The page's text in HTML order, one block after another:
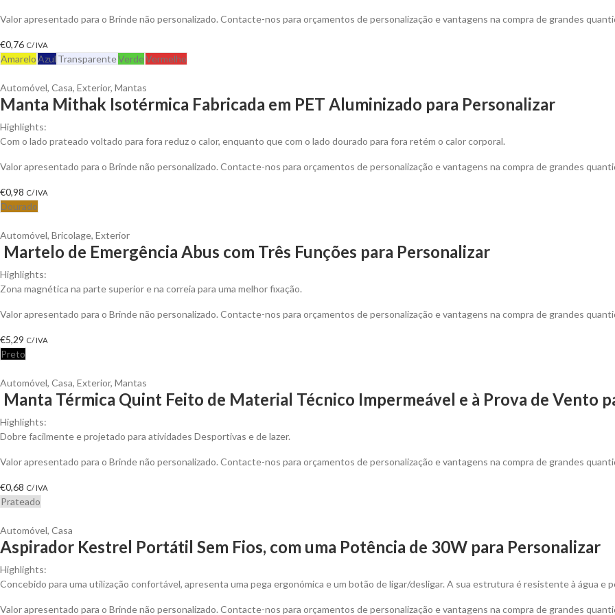
Valor apresentado para o Brinde não personalizado. Contacte-nos para orçamentos de personalização e vantagens na compra de grandes
€0,76 C/ IVA
AmareloAzul TransparenteVerdeVermelho
Automóvel, Casa, Exterior, Mantas
Manta Mithak Isotérmica Fabricada em PET Aluminizado para Personalizar
Highlights:
Com o lado prateado voltado para fora reduz o calor, enquanto que com o lado dourado para fora retém o calor corporal.
Valor apresentado para o Brinde não personalizado. Contacte-nos para orçamentos de personalização e vantagens na compra de grandes
€0,98 C/ IVA
Dourado
Automóvel, Bricolage, Exterior
Martelo de Emergência Abus com Três Funções para Personalizar
Highlights:
Zona magnética na parte superior e na correia para uma melhor fixação.
Valor apresentado para o Brinde não personalizado. Contacte-nos para orçamentos de personalização e vantagens na compra de grandes
€5,29 C/ IVA
Preto
Automóvel, Casa, Exterior, Mantas
Manta Térmica Quint Feito de Material Técnico Impermeável e à Prova de Vento
Highlights:
Dobre facilmente e projetado para atividades Desportivas e de lazer.
Valor apresentado para o Brinde não personalizado. Contacte-nos para orçamentos de personalização e vantagens na compra de grandes
€0,68 C/ IVA
Prateado
Automóvel, Casa
Aspirador Kestrel Portátil Sem Fios, com uma Potência de 30W para Personalizar
Highlights:
Concebido para uma utilização confortável, apresenta uma pega ergonómica e um botão de ligar/desligar. A sua estrutura é resistente à água
Valor apresentado para o Brinde não personalizado. Contacte-nos para orçamentos de personalização e vantagens na compra de grandes